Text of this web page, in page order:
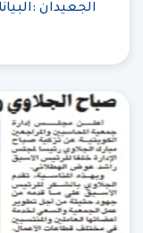
الجعيدان